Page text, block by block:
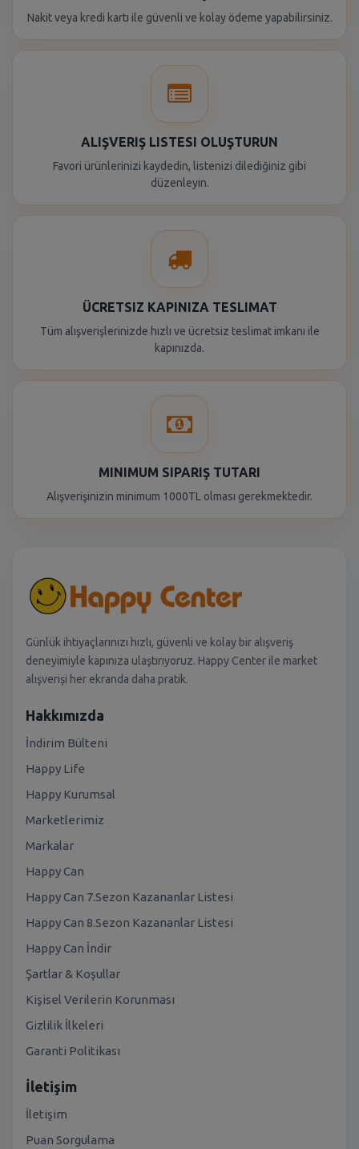
Nakit veya kredi kartı ile güvenli ve kolay ödeme yapabilirsiniz.
ALIŞVERIŞ LISTESI OLUŞTURUN
Favori ürünlerinizi kaydedin, listenizi dilediğiniz gibi
düzenleyin.
ÜCRETSIZ KAPINIZA TESLIMAT
Tüm alışverişlerinizde hızlı ve ücretsiz teslimat imkanı ile
kapınızda.
MINIMUM SIPARIŞ TUTARI
Alışverişinizin minimum 1000TL olması gerekmektedir.
Günlük ihtiyaçlarınızı hızlı, güvenli ve kolay bir alışveriş
deneyimiyle kapınıza ulaştırıyoruz. Happy Center ile market
alışverişi her ekranda daha pratik.
Hakkımızda
İndirim Bülteni
Happy Life
Happy Kurumsal
Marketlerimiz
Markalar
Happy Can
Happy Can 7.Sezon Kazananlar Listesi
Happy Can 8.Sezon Kazananlar Listesi
Happy Can İndir
Şartlar & Koşullar
Kişisel Verilerin Korunması
Gizlilik İlkeleri
Garanti Politikası
İletişim
İletişim
Puan Sorgulama